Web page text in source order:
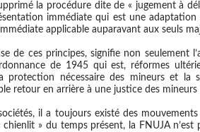
la procédure dite de « jugement à
immédiate qui est une
applicable auparavant aux seuls
de ces principes, signifie non seulement
de 1945 qui est, réformes
protection nécessaire des mineurs et la
retour en arrière à une justice des mineurs
il a toujours existé des
chienlit » du temps présent, la FNUJA n’est